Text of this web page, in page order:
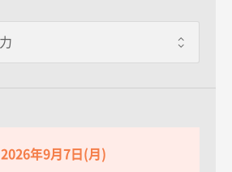
ます
個別に商品にのしを巻きます
包装紙で包んだ後に外のしをし
2026年9月7日(月)